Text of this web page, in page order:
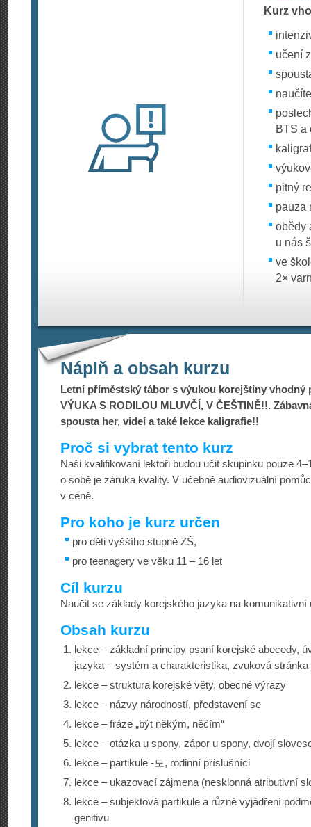
Kurz
učení
BTS a
pitný
pauza
obědy
u nás
ve
2×
Náplň a obsah kurzu
Letní příměstský tábor s výukou korejštiny vhodný
VÝUKA S RODILOU MLUVČÍ, V ČEŠTINĚ!!.
spousta her, videí a také lekce kaligrafie!!
Proč si vybrat tento kurz
Naši kvalifikovaní lektoři budou učit skupinku pouze
o sobě je záruka kvality. V učebně audiovizuální
v ceně.
Pro koho je kurz určen
pro děti vyššího stupně ZŠ,
pro teenagery ve věku 11 – 16 let
Cíl kurzu
Naučit se základy korejského jazyka na komunikativní
Obsah kurzu
lekce – základní principy psaní korejské abecedy,
jazyka – systém a charakteristika, zvuková stránka
lekce – struktura korejské věty, obecné výrazy
lekce – názvy národností, představení se
lekce – fráze „být někým, něčím“
lekce – otázka u spony, zápor u spony, dvojí
lekce – partikule -도, rodinní příslušníci
lekce – ukazovací zájmena (nesklonná atributivní
lekce – subjektová partikule a různé vyjádření
genitivu